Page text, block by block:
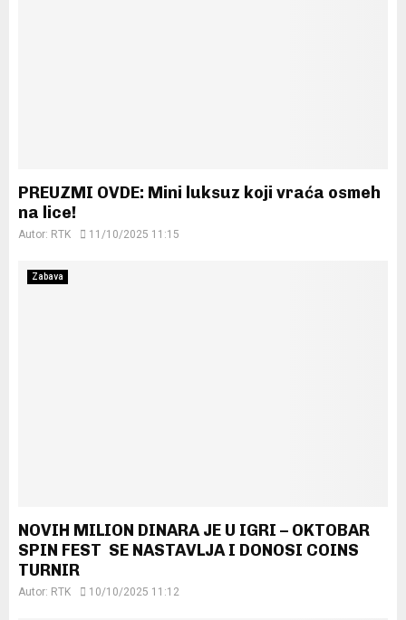
PREUZMI OVDE: Mini luksuz koji vraća osmeh
na lice!
Autor: RTK 11/10/2025 11:15
Zabava
NOVIH MILION DINARA JE U IGRI – OKTOBAR
SPIN FEST SE NASTAVLJA I DONOSI COINS
TURNIR
Autor: RTK 10/10/2025 11:12